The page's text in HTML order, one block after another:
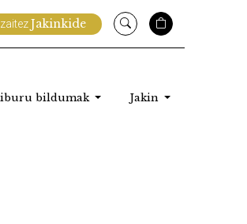
Jakinkide
bildumak Jakin